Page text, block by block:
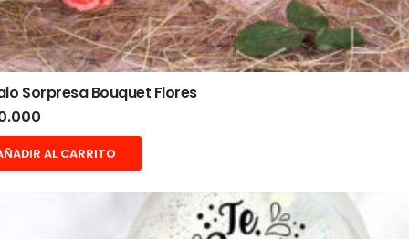
Sorpresa Bouquet Flores
AL CARRITO